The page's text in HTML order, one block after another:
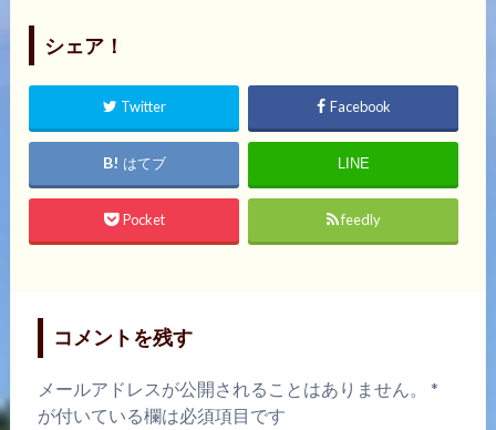
シェア！
Twitter Facebook
はてブ LINE
Pocket feedly
コメントを残す
メールアドレスが公開されることはありません。
*
が付いている欄は必須項目です